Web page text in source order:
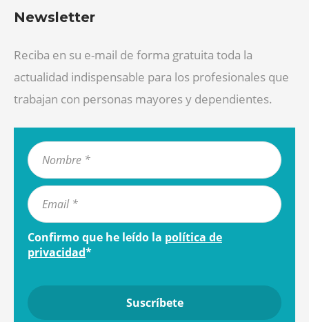
Newsletter
Reciba en su e-mail de forma gratuita toda la
actualidad indispensable para los profesionales que
trabajan con personas mayores y dependientes.
Confirmo que he leído la política de
privacidad*